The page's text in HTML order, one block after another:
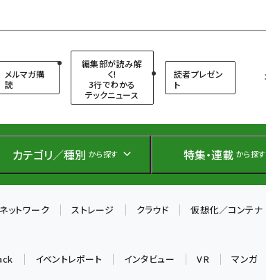
メルマガ購
読
編集部が読み解
く!
3行でわかる
テックニュース
読者プレゼン
ト
カテゴリ／種別 から探す 特集・連載 から探す
ネットワーク ストレージ クラウド 仮想化／コンテナ
イベントレポート インタビュー VR マンガ